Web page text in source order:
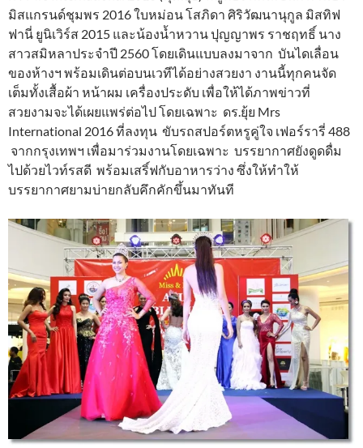
มิสแกรนด์ชุมพร 2016 ใบหม่อน โสภิดา ศิริวัฒนานุกูล มิสทิฟ
ฟานี่ ยูนิเวิร์ส 2015 และน้องน้ำหวาน ปุญญาพร ราชฤทธิ์ นาง
สาวสมิหลาประจำปี 2560 โดยเดินแบบลงมาจาก บันไดเลื่อน
ของห้างฯ พร้อมเดินต่อบนเวทีได้อย่างสวยงา งานนี้ทุกคนจัด
เต็มทั้งเสื้อผ้า หน้าผม เครื่องประดับ เพื่อให้ได้ภาพข่าวที่
สวยงามจะได้เผยแพร่ต่อไป โดยเฉพาะ ดร.ยุ้ย Mrs
International 2016 ที่ลงทุน ขับรถสปอร์ตหรูคู่ใจ เฟอร์รารี่ 488
จากกรุงเทพฯ เพื่อมาร่วมงานโดยเฉพาะ บรรยากาศยังดูดดื่ม
ไปด้วยไวท์รสดี พร้อมเสริ์ฟกับอาหารว่าง ซึ่งให้ทำให้
บรรยากาศยามบ่ายกลับคึกคักขึ้นมาทันที